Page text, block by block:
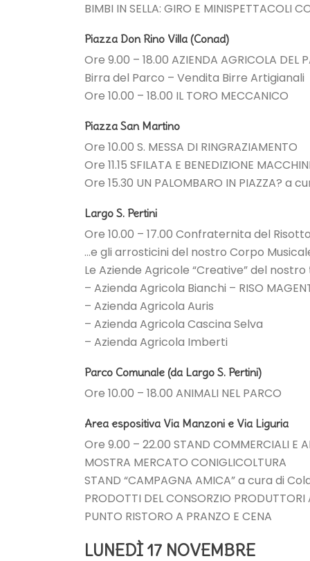
BIMBI IN SELLA: GIRO E
Piazza Don Rino Villa (Conad)
Ore 9.00 – 18.00 AZIENDA AGRICOLA DEL
Birra del Parco – Vendita Birre Artigianali
Ore 10.00 – 18.00 IL TORO MECCANICO
Piazza San Martino
Ore 10.00 S. MESSA DI RINGRAZIAMENTO
Ore 11.15 SFILATA E BENEDIZIONE
Ore 15.30 UN PALOMBARO IN PIAZZA? a
Largo S. Pertini
Ore 10.00 – 17.00 Confraternita del Risotto
…e gli arrosticini del nostro Corpo
Le Aziende Agricole “Creative” del
– Azienda Agricola Bianchi – RISO
– Azienda Agricola Auris
– Azienda Agricola Cascina Selva
– Azienda Agricola Imberti
Parco Comunale (da Largo S. Pertini)
Ore 10.00 – 18.00 ANIMALI NEL PARCO
Area espositiva Via Manzoni e Via Liguria
Ore 9.00 – 22.00 STAND COMMERCIALI E
MOSTRA MERCATO CONIGLICOLTURA
STAND “CAMPAGNA AMICA” a cura di
PRODOTTI DEL CONSORZIO
PUNTO RISTORO A PRANZO E CENA
LUNEDÌ 17 NOVEMBRE